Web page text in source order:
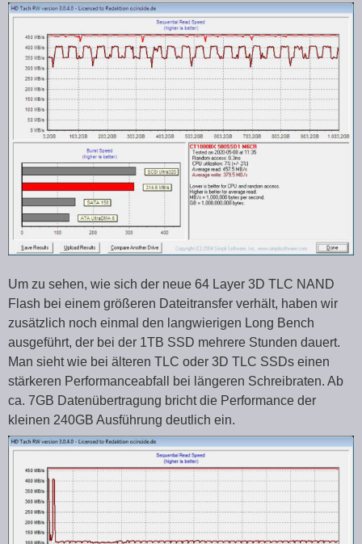
Um zu sehen, wie sich der neue 64 Layer 3D TLC NAND
Flash bei einem größeren Dateitransfer verhält, haben wir
zusätzlich noch einmal den langwierigen Long Bench
ausgeführt, der bei der 1TB SSD mehrere Stunden dauert.
Man sieht wie bei älteren TLC oder 3D TLC SSDs einen
stärkeren Performanceabfall bei längeren Schreibraten. Ab
ca. 7GB Datenübertragung bricht die Performance der
kleinen 240GB Ausführung deutlich ein.